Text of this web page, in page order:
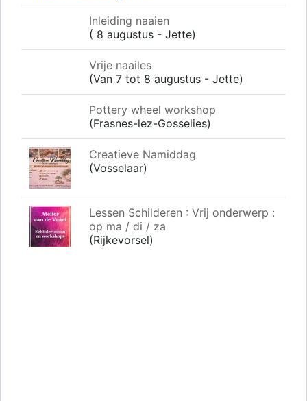
Inleiding naaien
( 8 augustus - Jette)
Vrije naailes
(Van 7 tot 8 augustus - Jette)
Pottery wheel workshop
(Frasnes-lez-Gosselies)
Creatieve Namiddag
(Vosselaar)
Lessen Schilderen : Vrij onderwerp :
op ma / di / za
(Rijkevorsel)